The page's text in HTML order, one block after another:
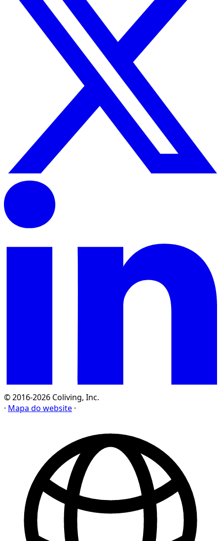
© 2016-2026 Coliving, Inc.
· Mapa do website ·